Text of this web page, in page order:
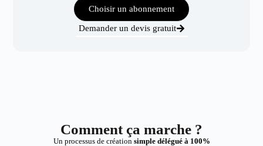
Choisir un abonnement
Demander un devis gratuit
Comment ça marche ?
Un processus de création simple délégué à 100%